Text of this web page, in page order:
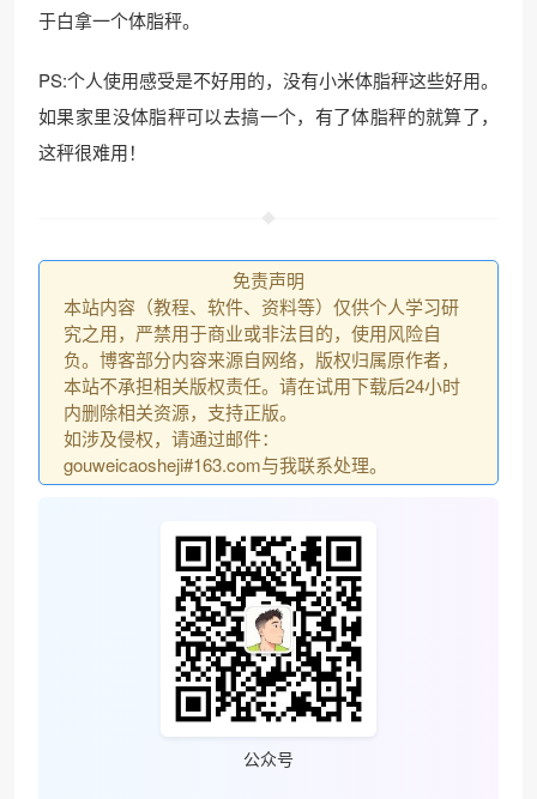
于白拿一个体脂秤。
PS:个人使用感受是不好用的，没有小米体脂秤这些好用。
如果家里没体脂秤可以去搞一个，有了体脂秤的就算了，
这秤很难用！
免责声明
本站内容（教程、软件、资料等）仅供个人学习研
究之用，严禁用于商业或非法目的，使用风险自
负。博客部分内容来源自网络，版权归属原作者，
本站不承担相关版权责任。请在试用下载后24小时
内删除相关资源，支持正版。
如涉及侵权，请通过邮件：
gouweicaosheji#163.com与我联系处理。
公众号